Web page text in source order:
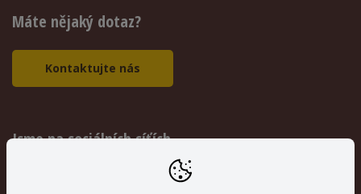
Máte nějaký dotaz?
Kontaktujte nás
Jsme na sociálních síťích
Přidejte si nás na Facebooku a Instagramu ať nepřijdete o